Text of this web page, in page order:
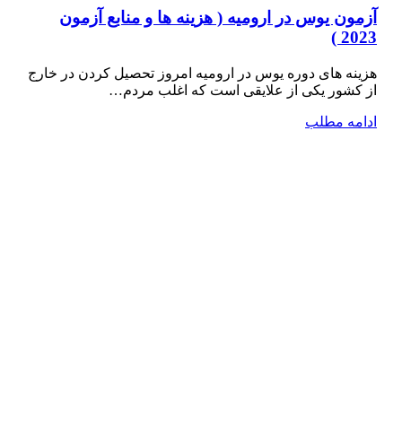
آزمون یوس در ارومیه ( هزینه ها و منابع آزمون
2023 )
هزینه های دوره یوس در ارومیه امروز تحصیل کردن در خارج
از کشور یکی از علایقی است که اغلب مردم…
ادامه مطلب